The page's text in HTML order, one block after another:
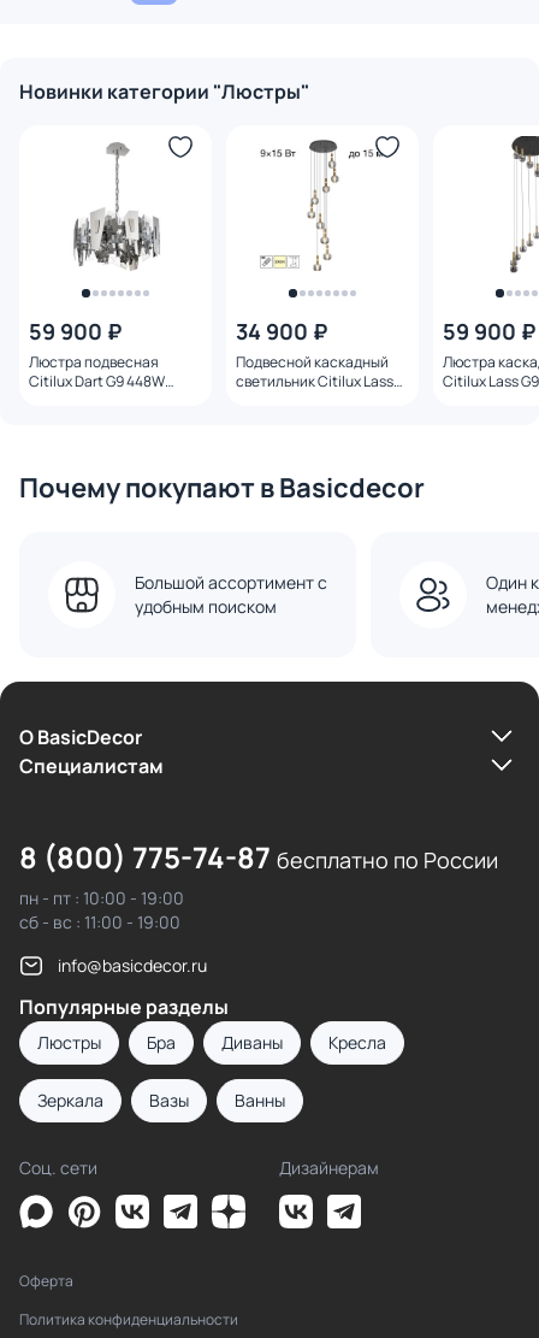
Новинки категории "Люстры"
59 900 ₽
Люстра подвесная
Citilux Dart G9 448W
34 900 ₽
Подвесной каскадный
светильник Citilux Lass
59 900 ₽
Люстра
Citilux Lass
Почему покупают в Basicdecor
Большой ассортимент с
удобным поиском
Один
О BasicDecor
Cпециалистам
8 (800) 775-74-87 бесплатно по России
пн - пт : 10:00 - 19:00
сб - вс : 11:00 - 19:00
info@basicdecor.ru
Популярные разделы
Люстры Бра Диваны Кресла
Зеркала Вазы Ванны
Соц. сети Дизайнерам
Оферта
Политика конфиденциальности